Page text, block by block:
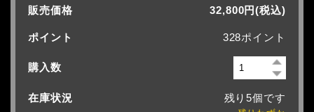
販売価格
32,800円(税込)
ポイント 328ポイント
購入数
在庫状況 残り5個です